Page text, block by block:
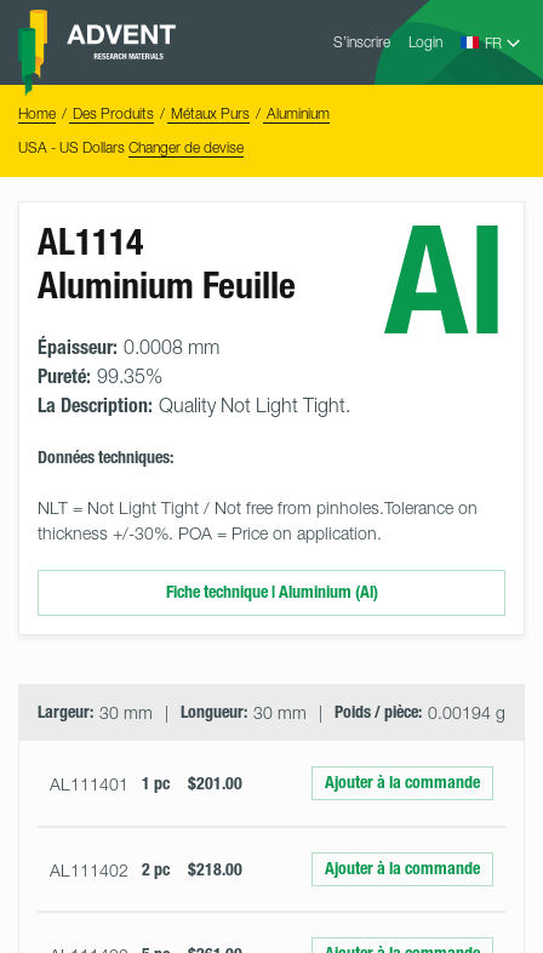
Skip
content
S’inscrire Login
Advent
Home Des Produits Métaux Purs
Aluminium
USA - US Dollars Changer de devise
Al
AL1114
Aluminium Feuille
Épaisseur: 0.0008 mm
Pureté: 99.35%
La Description: Quality Not Light Tight.
Données techniques:
NLT = Not Light Tight / Not free from pinholes.Tolerance on
thickness +/-30%. POA = Price on application.
Fiche technique | Aluminium (Al)
Largeur: 30 mm Longueur: 30 mm Poids / pièce: 0.00194 g
AL111401 1 pc $201.00 Ajouter à la commande
AL111402 2 pc $218.00 Ajouter à la commande